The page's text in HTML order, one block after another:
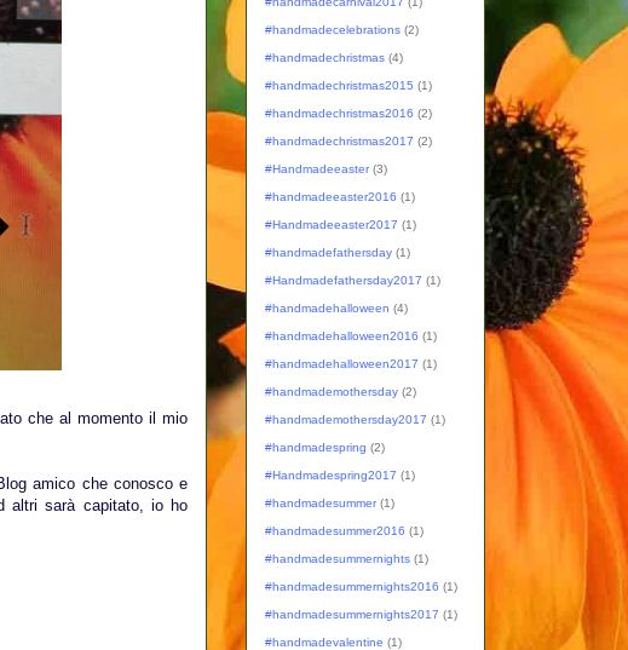
che al momento il mio
amico che conosco e
altri sarà capitato, io ho
#handmadecelebrations (2)
#handmadechristmas (4)
#handmadechristmas2015 (1)
#handmadechristmas2016 (2)
#handmadechristmas2017 (2)
#Handmadeeaster (3)
#handmadeeaster2016 (1)
#Handmadeeaster2017 (1)
#handmadefathersday (1)
#Handmadefathersday2017 (1)
#handmadehalloween (4)
#handmadehalloween2016 (1)
#handmadehalloween2017 (1)
#handmademothersday (2)
#handmademothersday2017 (1)
#handmadespring (2)
#Handmadespring2017 (1)
#handmadesummer (1)
#handmadesummer2016 (1)
#handmadesummernights (1)
#handmadesummernights2016 (1)
#handmadesummernights2017 (1)
#handmadevalentine (1)